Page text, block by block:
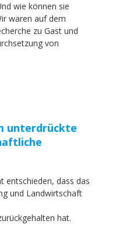
wie können sie
waren auf dem
zu Gast und
von
unterdrückte
entschieden, dass das
und Landwirtschaft
hat.